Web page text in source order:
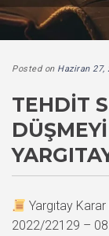
Posted on Haziran 27,
TEHDIT
Yargıtay
2022/22129 –